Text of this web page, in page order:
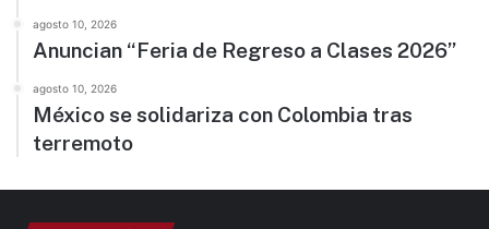
agosto 10, 2026
Anuncian “Feria de Regreso a Clases 2026”
agosto 10, 2026
México se solidariza con Colombia tras
terremoto